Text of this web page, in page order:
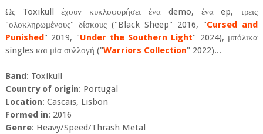
Ως Toxikull έχουν κυκλοφορήσει ένα demo, ένα ep, τρεις
"ολοκληρωμένους" δίσκους ("Black Sheep" 2016, "Cursed and
Punished" 2019, "Under the Southern Light" 2024), μπόλικα
singles και μία συλλογή ("Warriors Collection" 2022)...
Band: Toxikull
Country of origin: Portugal
Location: Cascais, Lisbon
Formed in: 2016
Genre: Heavy/Speed/Thrash Metal